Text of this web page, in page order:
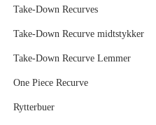
Take-Down Recurves
Take-Down Recurve midtstykker
Take-Down Recurve Lemmer
One Piece Recurve
Rytterbuer